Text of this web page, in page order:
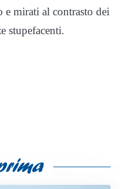
e mirati al contrasto dei
stupefacenti.